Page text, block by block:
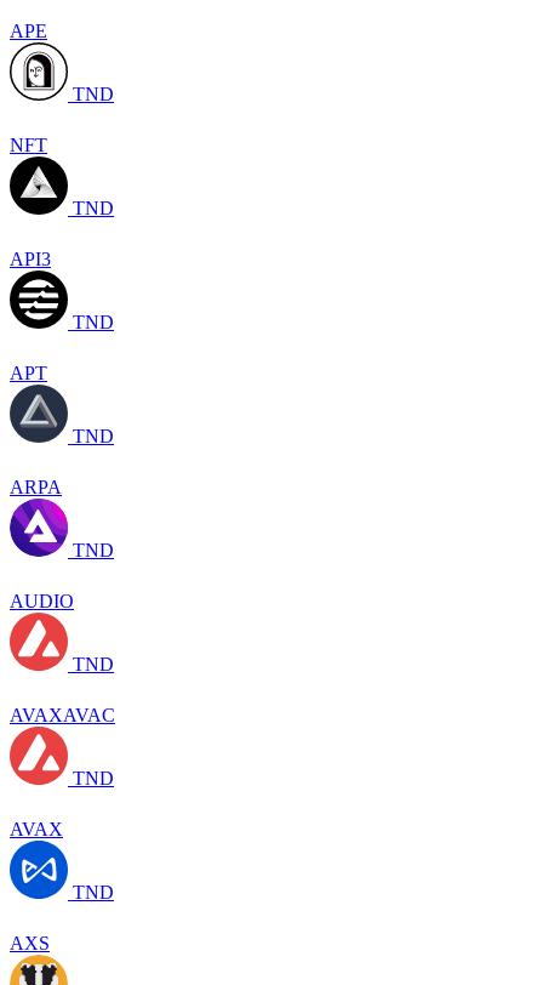
APE
TND
NFT
TND
API3
TND
APT
TND
ARPA
TND
AUDIO
TND
AVAXAVAC
TND
AVAX
TND
AXS